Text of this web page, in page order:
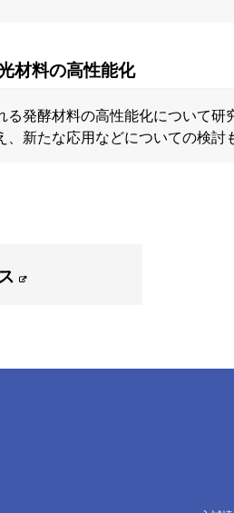
材料の高性能化
る発酵材料の高性能化について
新たな応用などについての検討